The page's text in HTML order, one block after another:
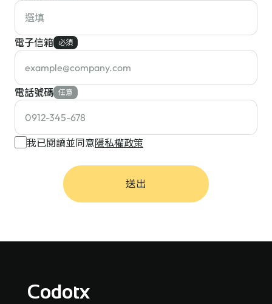
電子信箱 必須
電話號碼 任意
我已閱讀並同意隱私權政策
送出
Codotx